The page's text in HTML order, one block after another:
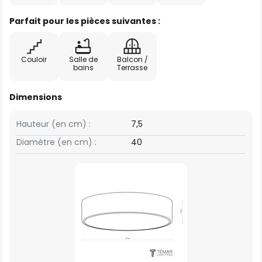
Parfait pour les pièces suivantes :
Couloir
Salle de
bains
Balcon /
Terrasse
Dimensions
Hauteur (en cm) :
7,5
Diamètre (en cm) :
40